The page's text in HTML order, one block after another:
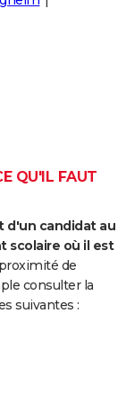
QU'IL FAUT
d'un candidat au
scolaire où il est
de
consulter la
suivantes :